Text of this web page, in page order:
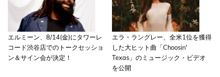
エルミーン、8/14(金)にタワーレ
コード渋谷店でのトークセッショ
ン＆サイン会が決定！
エラ・ラングレー、全米1位を獲得
した大ヒット曲「Choosin'
Texas」のミュージック・ビデオ
を公開